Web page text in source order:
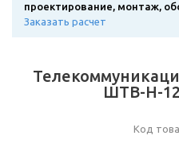
проектирование, монтаж,
Заказать расчет
ШТВ-Н-
Код